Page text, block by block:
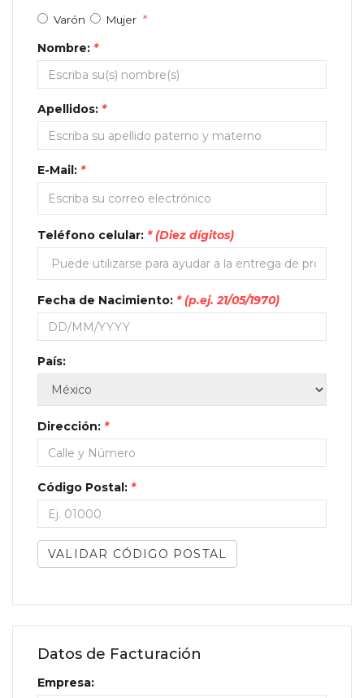
Varón Mujer *
Nombre: *
Apellidos: *
E-Mail: *
Teléfono celular: * (Diez dígitos)
Fecha de Nacimiento: * (p.ej. 21/05/1970)
País:
Dirección: *
Código Postal: *
VALIDAR CÓDIGO POSTAL
Datos de Facturación
Empresa: